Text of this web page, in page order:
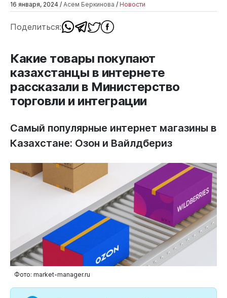
16 января, 2024 / Асем Беркинова / Новости
Поделиться:
Какие товары покупают
казахстанцы в интернете
рассказали в Министерство
торговли и интеграции
Самый популярные интернет магазины в
Казахстане: Озон и Вайлдбериз
Фото: market-manager.ru